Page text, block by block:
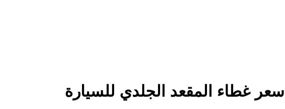
سعر غطاء المقعد الجلدي للسيارة